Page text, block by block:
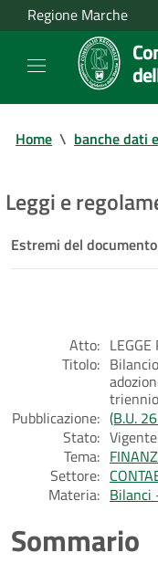
Regione Marche
Home \ banche dati
Leggi e
Estremi del documento
Atto:
Titolo:
Pubblicazione: (B.U.
Stato: Vigente
Tema:
Settore:
Materia: Bilanci
Sommario